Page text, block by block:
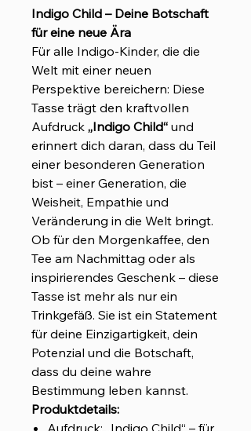
Indigo Child – Deine Botschaft
für eine neue Ära
Für alle Indigo-Kinder, die die
Welt mit einer neuen
Perspektive bereichern: Diese
Tasse trägt den kraftvollen
Aufdruck „Indigo Child“ und
erinnert dich daran, dass du Teil
einer besonderen Generation
bist – einer Generation, die
Weisheit, Empathie und
Veränderung in die Welt bringt.
Ob für den Morgenkaffee, den
Tee am Nachmittag oder als
inspirierendes Geschenk – diese
Tasse ist mehr als nur ein
Trinkgefäß. Sie ist ein Statement
für deine Einzigartigkeit, dein
Potenzial und die Botschaft,
dass du deine wahre
Bestimmung leben kannst.
Produktdetails:
Aufdruck: „Indigo Child“ – für